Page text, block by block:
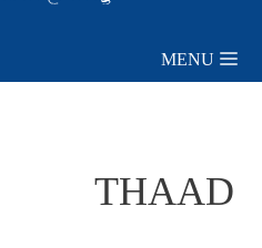
MENU
THAAD